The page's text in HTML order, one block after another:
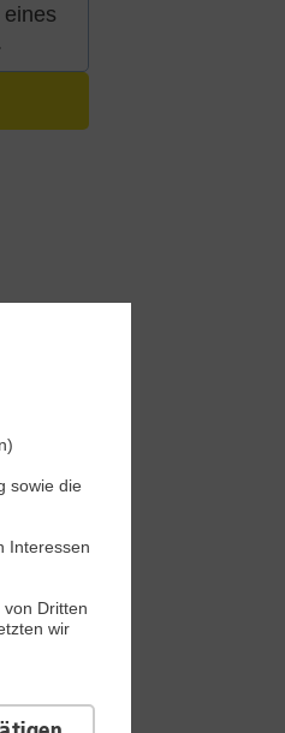
sowie die
Interessen
Dritten
wir